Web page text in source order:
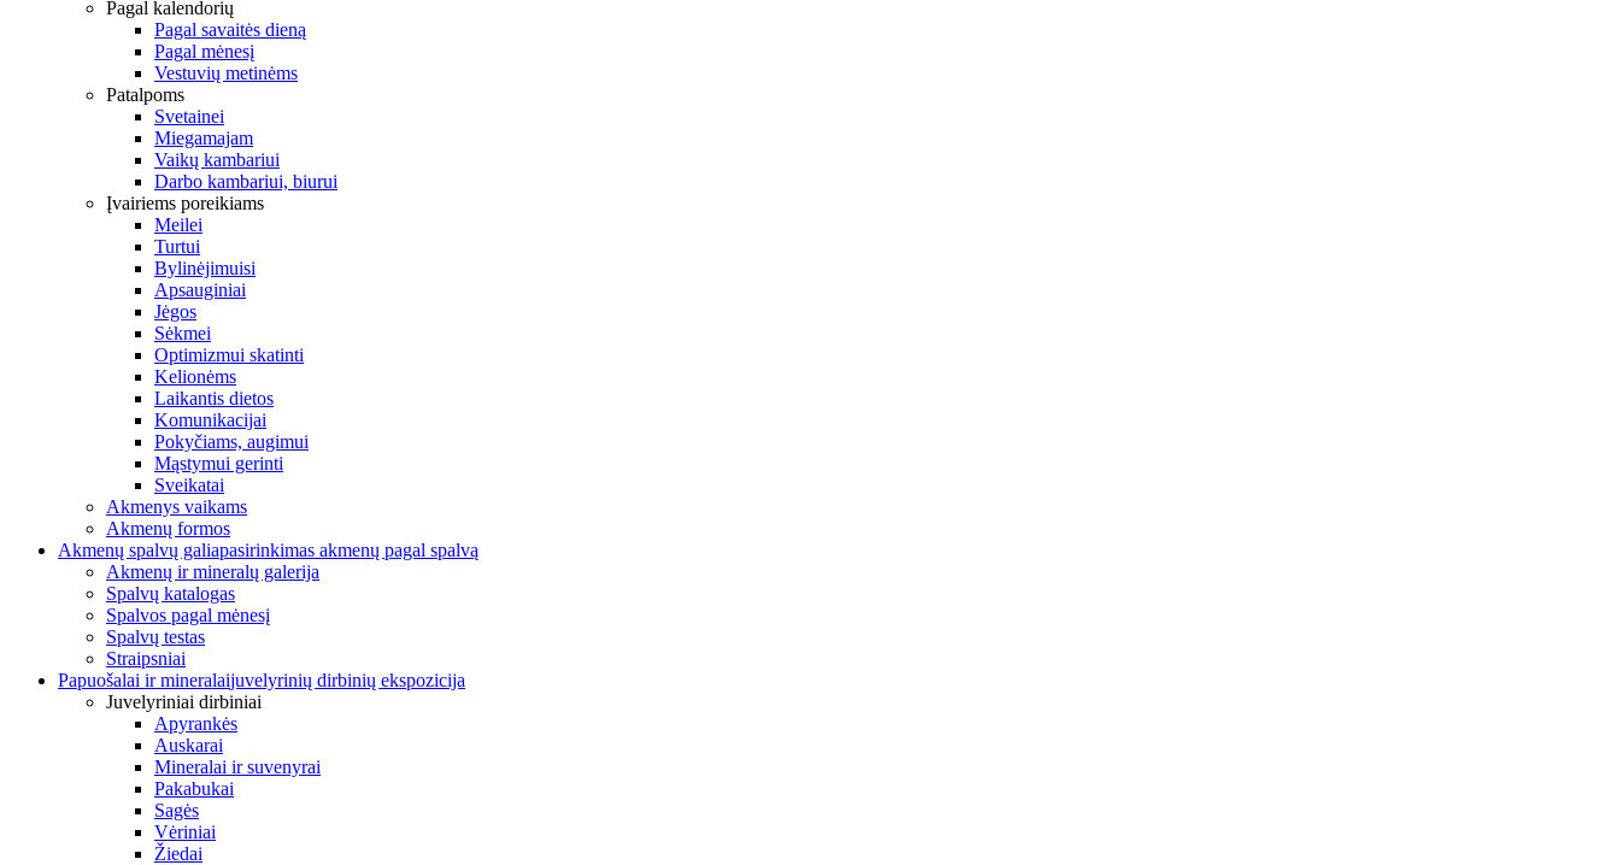
Pagal kalendorių
Pagal savaitės dieną
Pagal mėnesį
Vestuvių metinėms
Patalpoms
Svetainei
Miegamajam
Vaikų kambariui
Darbo kambariui, biurui
Įvairiems poreikiams
Meilei
Turtui
Bylinėjimuisi
Apsauginiai
Jėgos
Sėkmei
Optimizmui skatinti
Kelionėms
Laikantis dietos
Komunikacijai
Pokyčiams, augimui
Mąstymui gerinti
Sveikatai
Akmenys vaikams
Akmenų formos
Akmenų spalvų galiapasirinkimas akmenų pagal spalvą
Akmenų ir mineralų galerija
Spalvų katalogas
Spalvos pagal mėnesį
Spalvų testas
Straipsniai
Papuošalai ir mineralaijuvelyrinių dirbinių ekspozicija
Juvelyriniai dirbiniai
Apyrankės
Auskarai
Mineralai ir suvenyrai
Pakabukai
Sagės
Vėriniai
Žiedai